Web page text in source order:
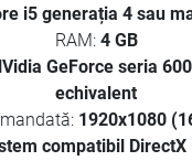
i5 generația 4 sau
RAM: 4 GB
GeForce seria
echivalent
1920x1080
compatibil DirectX